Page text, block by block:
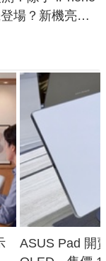
場？新機亮點
ASUS Pad 開